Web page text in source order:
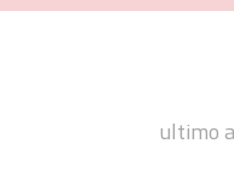
ultimo